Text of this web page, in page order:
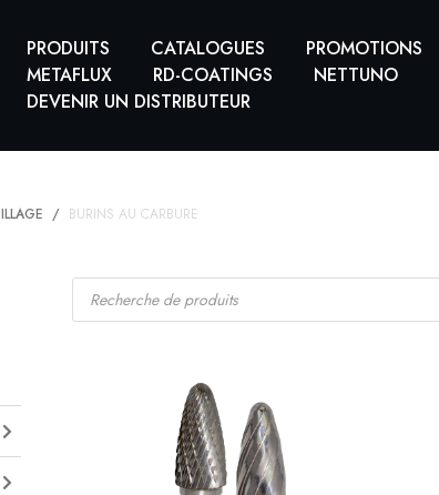
PRODUITS CATALOGUES PROMOTIONS
METAFLUX
RD-COATINGS
NETTUNO
DEVENIR UN DISTRIBUTEUR
BURINS AU CARBURE
Recherche
produits